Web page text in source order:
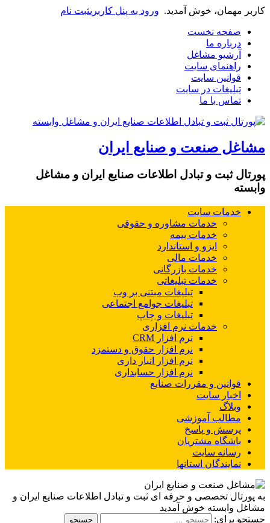
خوش آمدید. ورود به پنل کاربریثبت نام
نخست
مشاغل
سایت
سایت
در سایت
و صنایع ایران
و تبادل اطلاعات صنایع ایران و مشاغل
سایت
خدمات مشاوره و حقوقی
خدمات بیمه
ایزو و استاندارد
خدمات مالی
خدمات بازرگانی
خدمات تبلیغاتی
تبلیغات مبتنی بر وب
تبلیغات جوامع اجتماعی
تبلیغات و چاپ
خدمات نرم افزاری
نرم افزار حقوق و دستمزد
نرم افزار انبار داری
نرم افزار حسابداری
و مقررات صنایع
سایت
آموزشی
و پاسخ
مشتریان
سایت
استانها
و حرفه ای ثبت و تبادل اطلاعات صنایع ایران و
خوش آمدید